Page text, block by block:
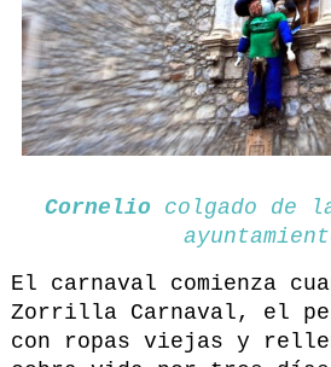
Cornelio colgado de
El carnaval comienza
Zorrilla Carnaval, el
con ropas viejas y